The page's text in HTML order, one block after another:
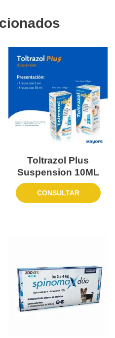
Toltrazol Plus
Suspension 10ML
CONSULTAR